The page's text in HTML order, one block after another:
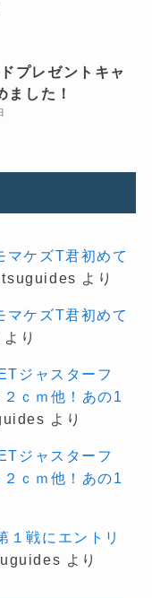
プレゼントキャ
ました！
マケズT君初めて
より
マケズT君初めて
より
ジャスターフ
ｃｍ他！あの1
より
ジャスターフ
ｃｍ他！あの1
１戦にエントリ
より